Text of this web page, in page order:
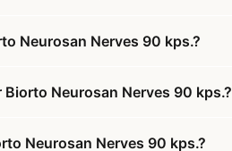
Neurosan Nerves 90 kps.?
Neurosan Nerves 90 kps.?
Neurosan Nerves 90 kps.?